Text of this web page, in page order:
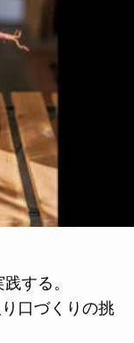
する。
口づくりの挑